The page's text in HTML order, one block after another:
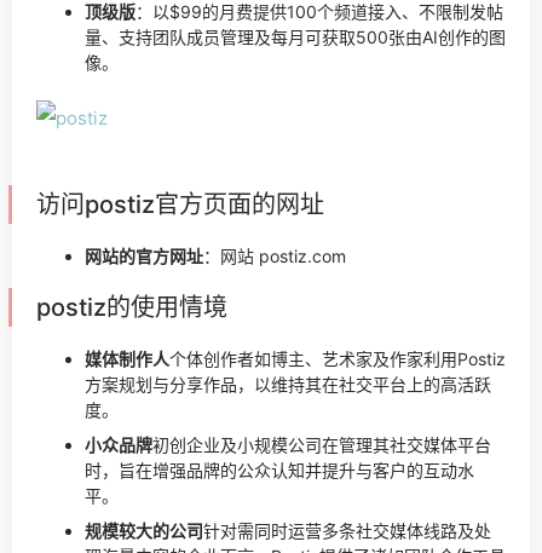
顶级版：以$99的月费提供100个频道接入、不限制发帖
量、支持团队成员管理及每月可获取500张由AI创作的图
像。
访问postiz官方页面的网址
网站的官方网址：网站 postiz.com
postiz的使用情境
媒体制作人个体创作者如博主、艺术家及作家利用Postiz
方案规划与分享作品，以维持其在社交平台上的高活跃
度。
小众品牌初创企业及小规模公司在管理其社交媒体平台
时，旨在增强品牌的公众认知并提升与客户的互动水
平。
规模较大的公司针对需同时运营多条社交媒体线路及处